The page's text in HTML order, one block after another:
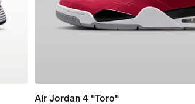
Air Jordan 4 "Toro"